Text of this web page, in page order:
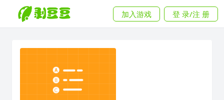
加入游戏 登 录/注 册